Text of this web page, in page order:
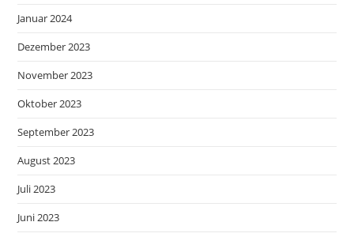
Januar 2024
Dezember 2023
November 2023
Oktober 2023
September 2023
August 2023
Juli 2023
Juni 2023